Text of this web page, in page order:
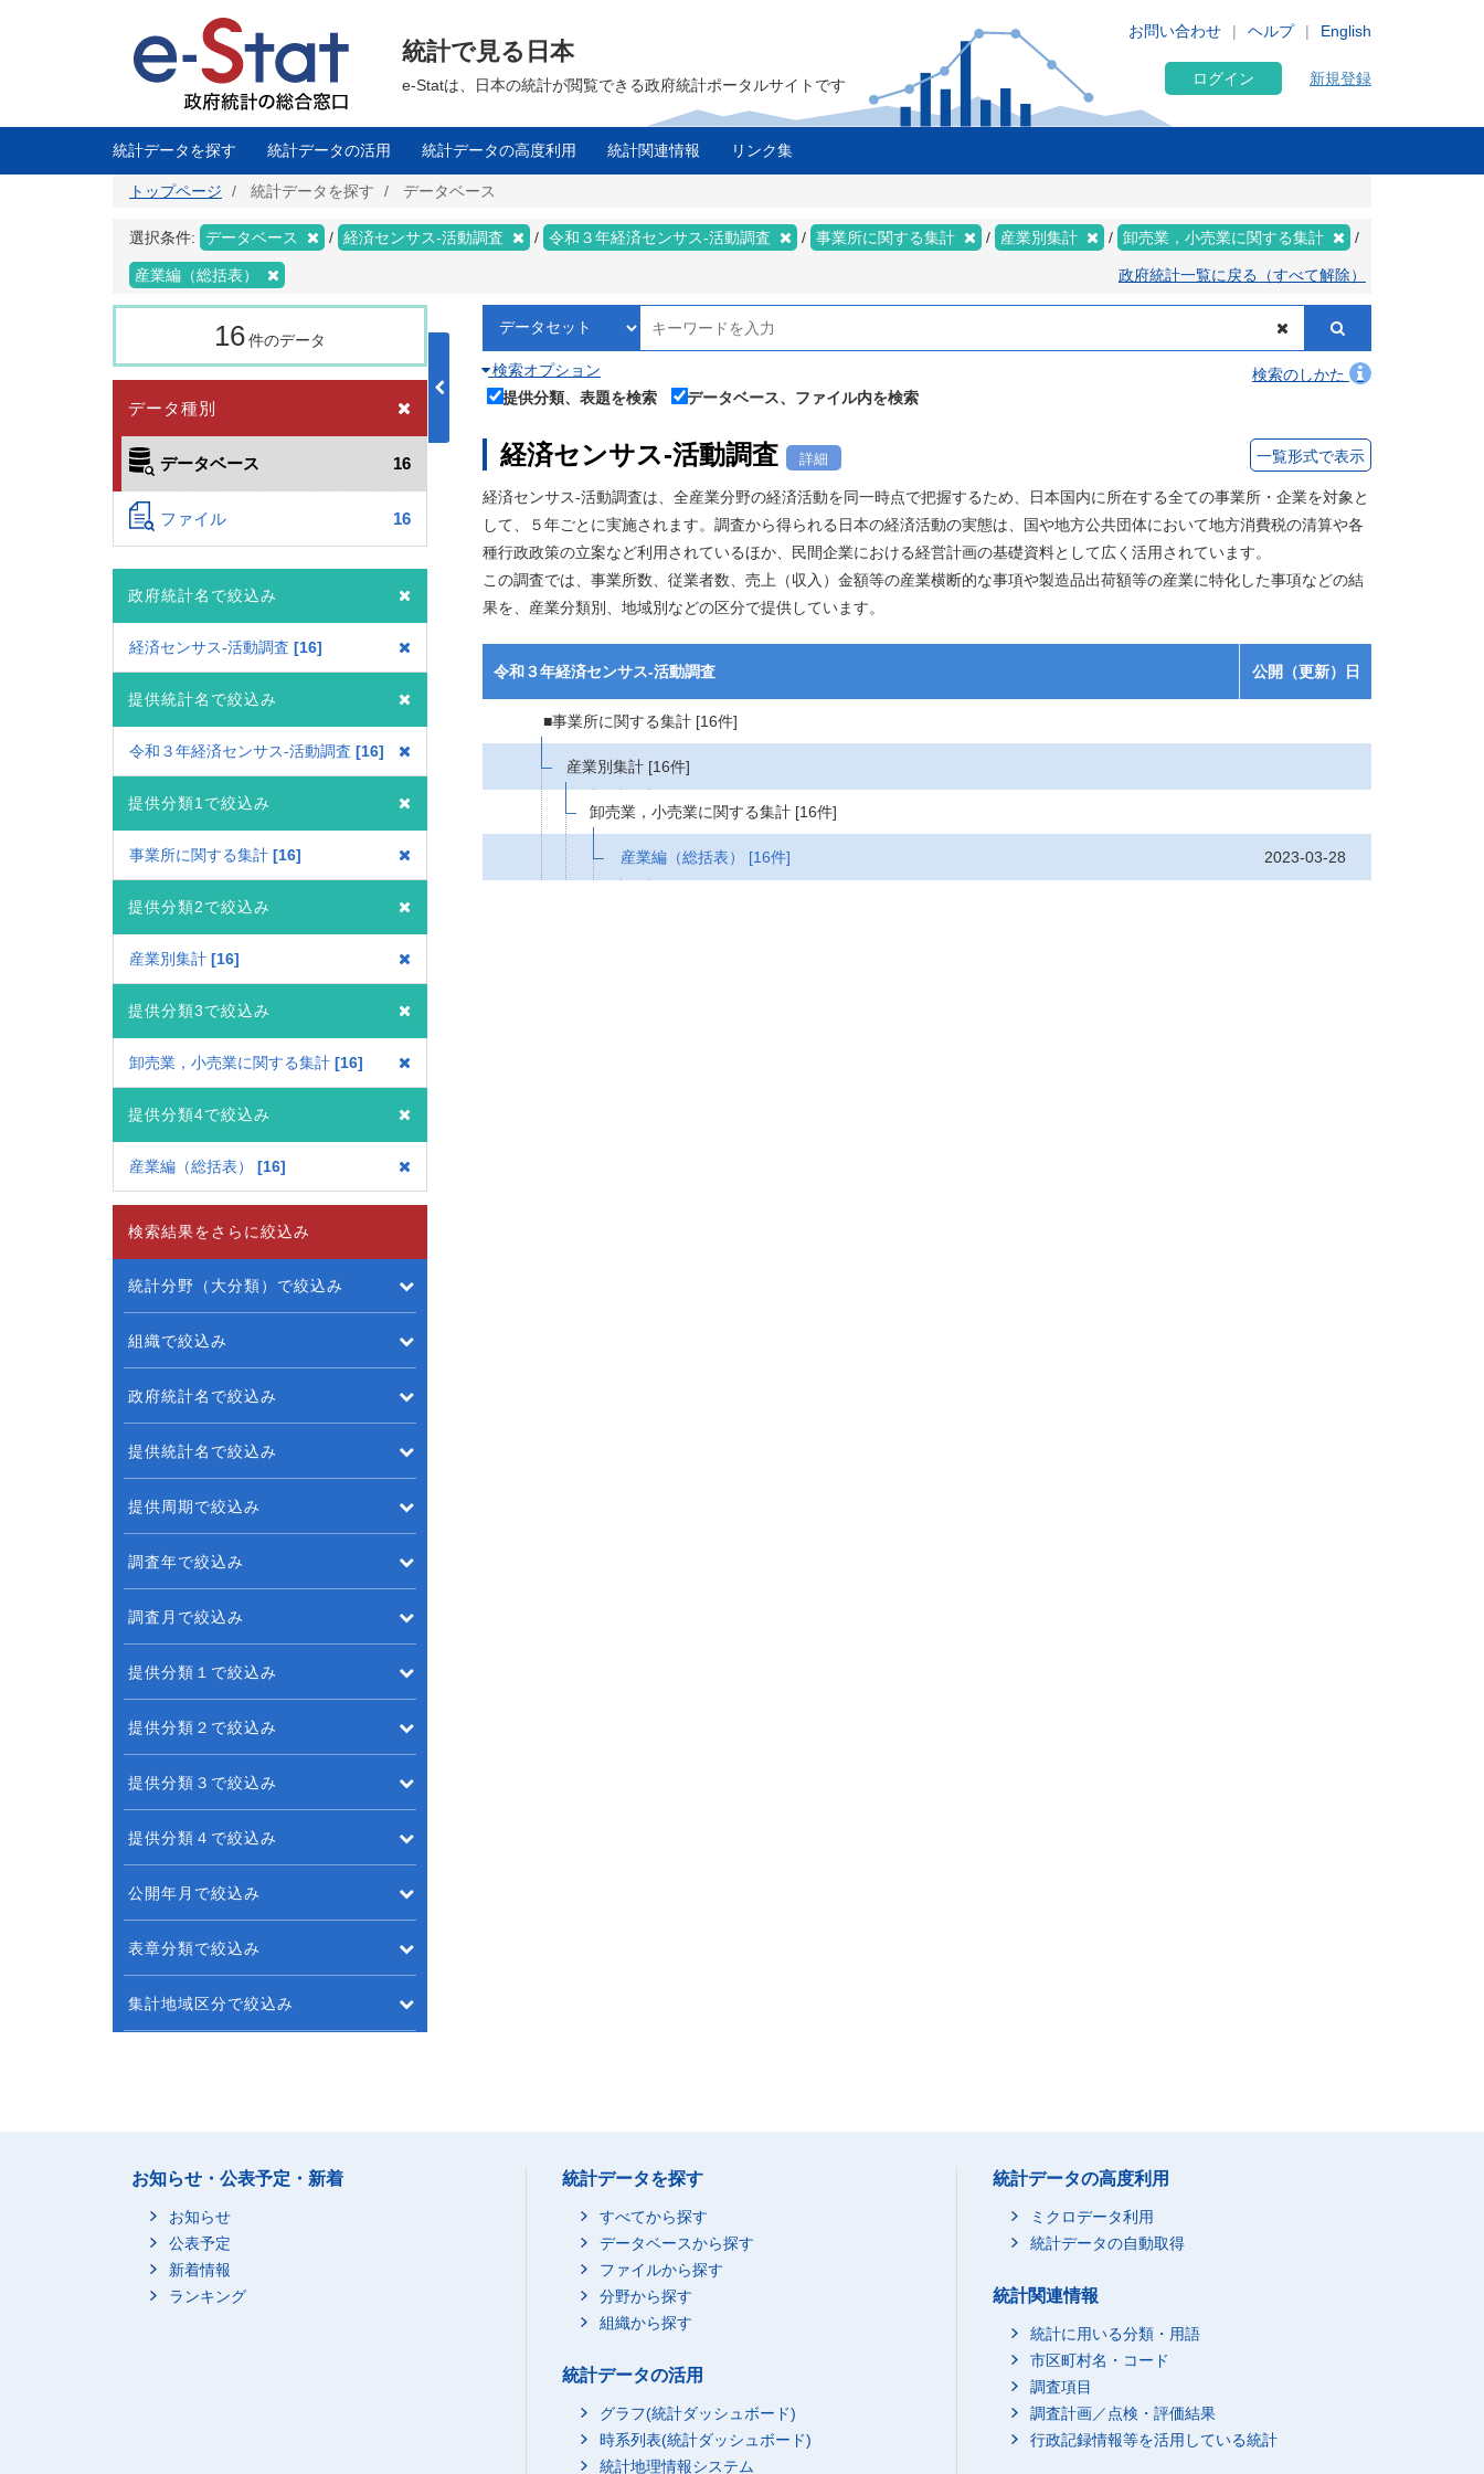
に
English
お問い合わせ ヘルプ
統計で見る日本
e-Statは、日本の統計が閲覧できる政府統計ポータルサイトです ログイン 新規登録
統計データを探す 統計データの活用 統計データの高度利用 統計関連情報 リンク集
トップページ 統計データを探す データベース
選択条件: データベース 経済センサス‐活動調査 令和３年経済センサス‐活動調査 事業所に関する集計 産業別集計 卸売業，小売業に関する集計
産業編（総括表） 政府統計一覧に戻る（すべて解除）
16件のデータ
データ種別
データベース 16
ファイル 16
政府統計名で絞込み
経済センサス‐活動調査 16
提供統計名で絞込み
令和３年経済センサス‐活動調査 16
提供分類1で絞込み
事業所に関する集計 16
提供分類2で絞込み
産業別集計 16
提供分類3で絞込み
卸売業，小売業に関する集計 16
提供分類4で絞込み
産業編（総括表） 16
検索オプション
検索のしかた
提供分類、表題を検索
データベース、ファイル内を検索
経済センサス‐活動調査 詳細 一覧形式で表示
経済センサス‐活動調査は、全産業分野の経済活動を同一時点で把握するため、日本国内に所在する全ての事業所・企業を対象と
して、５年ごとに実施されます。調査から得られる日本の経済活動の実態は、国や地方公共団体において地方消費税の清算や各
種行政政策の立案など利用されているほか、民間企業における経営計画の基礎資料として広く活用されています。
この調査では、事業所数、従業者数、売上（収入）金額等の産業横断的な事項や製造品出荷額等の産業に特化した事項などの結
果を、産業分類別、地域別などの区分で提供しています。
令和３年経済センサス‐活動調査 公開（更新）日
■事業所に関する集計 [16件]
産業別集計 [16件]
卸売業，小売業に関する集計 [16件]
産業編（総括表） [16件] 2023-03-28
検索結果をさらに絞込み
統計分野（大分類）で絞込み
組織で絞込み
政府統計名で絞込み
提供統計名で絞込み
提供周期で絞込み
調査年で絞込み
調査月で絞込み
提供分類１で絞込み
提供分類２で絞込み
提供分類３で絞込み
提供分類４で絞込み
公開年月で絞込み
表章分類で絞込み
集計地域区分で絞込み
お知らせ・公表予定・新着
お知らせ
公表予定
新着情報
ランキング
統計データを探す
すべてから探す
データベースから探す
ファイルから探す
分野から探す
組織から探す
統計データの活用
グラフ(統計ダッシュボード)
時系列表(統計ダッシュボード)
統計地理情報システム
統計データの高度利用
ミクロデータ利用
統計データの自動取得
統計関連情報
統計に用いる分類・用語
市区町村名・コード
調査項目
調査計画／点検・評価結果
行政記録情報等を活用している統計